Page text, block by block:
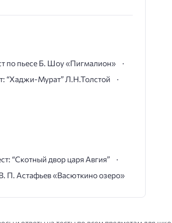
по пьесе Б. Шоу «Пигмалион»
“Хаджи-Мурат” Л.Н.Толстой
“Скотный двор царя Авгия”
П. Астафьев «Васюткино озеро»